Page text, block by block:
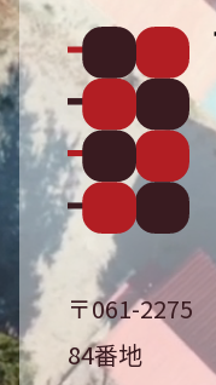
〒061-2275
84番地